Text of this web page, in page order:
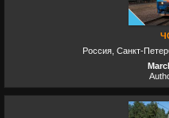
Россия, Санкт-